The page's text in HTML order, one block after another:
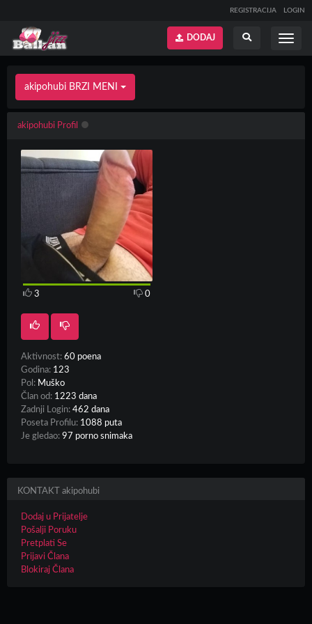
REGISTRACIJA LOGIN
Prikaži
DODAJ
akipohubi BRZI MENI
akipohubi Profil
3 0
Aktivnost: 60 poena
Godina: 123
Pol: Muško
Član od: 1223 dana
Zadnji Login: 462 dana
Poseta Profilu: 1088 puta
Je gledao: 97 porno snimaka
KONTAKT akipohubi
Dodaj u Prijatelje
Pošalji Poruku
Pretplati Se
Prijavi Člana
Blokiraj Člana